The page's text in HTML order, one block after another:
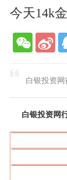
今天14k
白银投资网
白银投资网